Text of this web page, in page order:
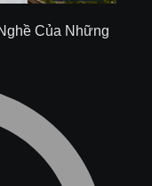
Của Những